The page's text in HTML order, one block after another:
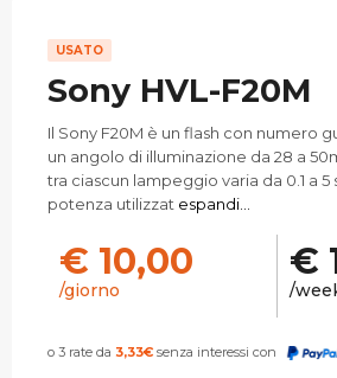
USATO
Sony HVL-F20M
Il Sony F20M è un flash con numero
un angolo di illuminazione da 28 a
tra ciascun lampeggio varia da 0.1 a 5
potenza utilizzat espandi...
€ 10,00
/giorno
€
/
o 3 rate da 3,33€ senza interessi con